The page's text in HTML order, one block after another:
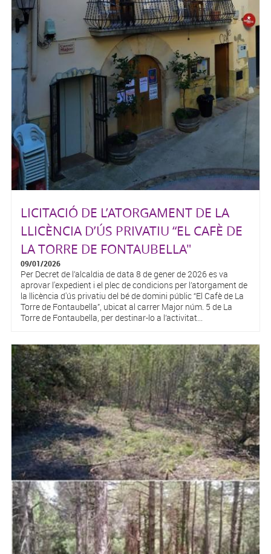
LICITACIÓ DE L’ATORGAMENT DE LA
LLICÈNCIA D’ÚS PRIVATIU “EL CAFÈ DE
LA TORRE DE FONTAUBELLA"
09/01/2026
Per Decret de l’alcaldia de data 8 de gener de 2026 es va
aprovar l'expedient i el plec de condicions per l’atorgament de
la llicència d'ús privatiu del bé de domini públic “El Cafè de La
Torre de Fontaubella”, ubicat al carrer Major núm. 5 de La
Torre de Fontaubella, per destinar-lo a l’activitat...